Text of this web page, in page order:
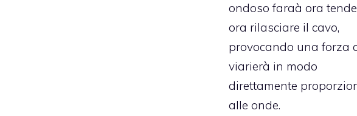
ondoso faraà ora
ora rilasciare il cavo,
provocando una forza
viarierà in modo
direttamente
alle onde.